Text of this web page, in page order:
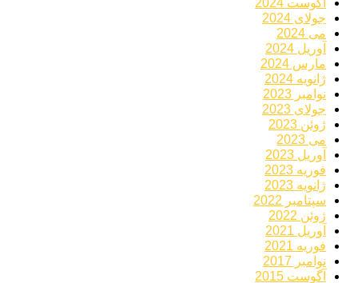
جولای 2024
می 2024
آوریل 2024
مارس 2024
ژانویه 2024
نوامبر 2023
جولای 2023
ژوئن 2023
می 2023
آوریل 2023
فوریه 2023
ژانویه 2023
سپتامبر 2022
ژوئن 2022
آوریل 2021
فوریه 2021
نوامبر 2017
آگوست 2015